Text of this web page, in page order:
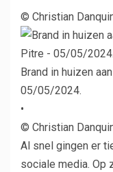
© Christian
Brand in huizen
05/05/2024.
•
© Christian
Al snel gingen er
sociale media. Op